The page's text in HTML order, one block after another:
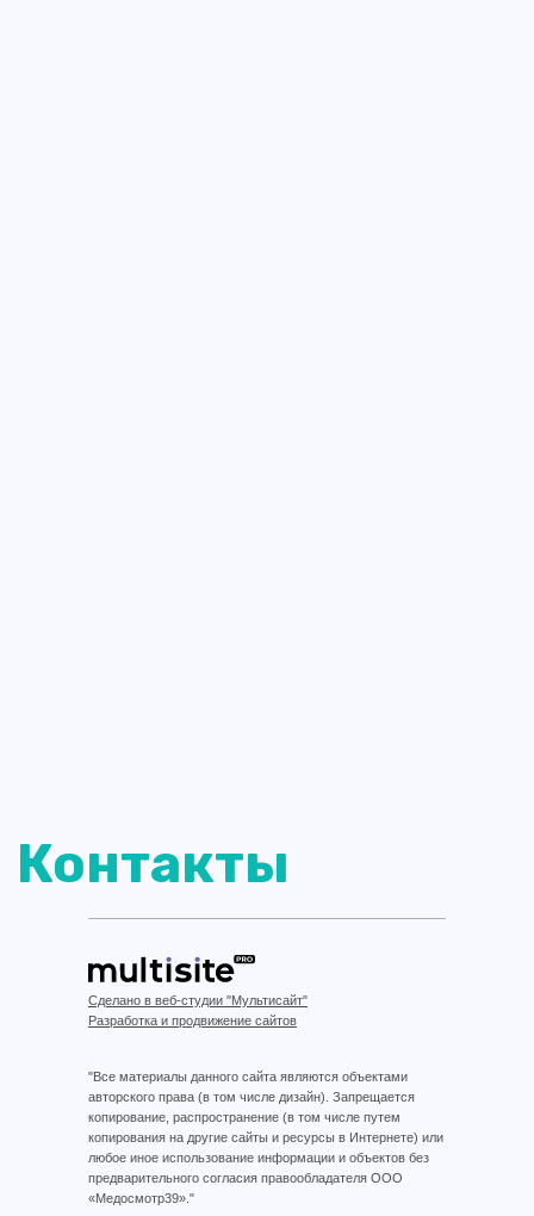
Сделано в веб-студии "Мультисайт"
Разработка и продвижение сайтов
"Все материалы данного сайта являются объектами
авторского права (в том числе дизайн). Запрещается
копирование, распространение (в том числе путем
копирования на другие сайты и ресурсы в Интернете) или
любое иное использование информации и объектов без
предварительного согласия правообладателя ООО
«Медосмотр39»."